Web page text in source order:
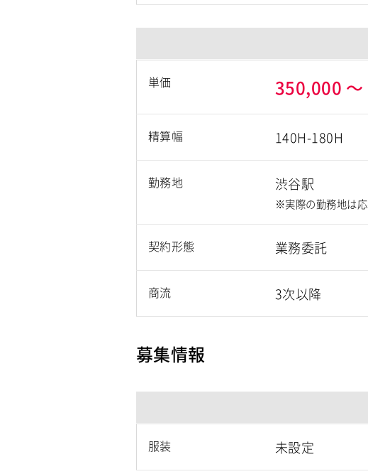
単価 350,000 ～
精算幅 140H-180H
勤務地 渋谷駅
※実際の勤務地は
契約形態 業務委託
商流 3次以降
募集情報
服装 未設定